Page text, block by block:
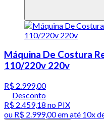
Máquina De Costura
110/220v 220v
R$ 2.999,00
Desconto
R$ 2.459,18 no PIX
ou R$ 2.999,00em até 10x